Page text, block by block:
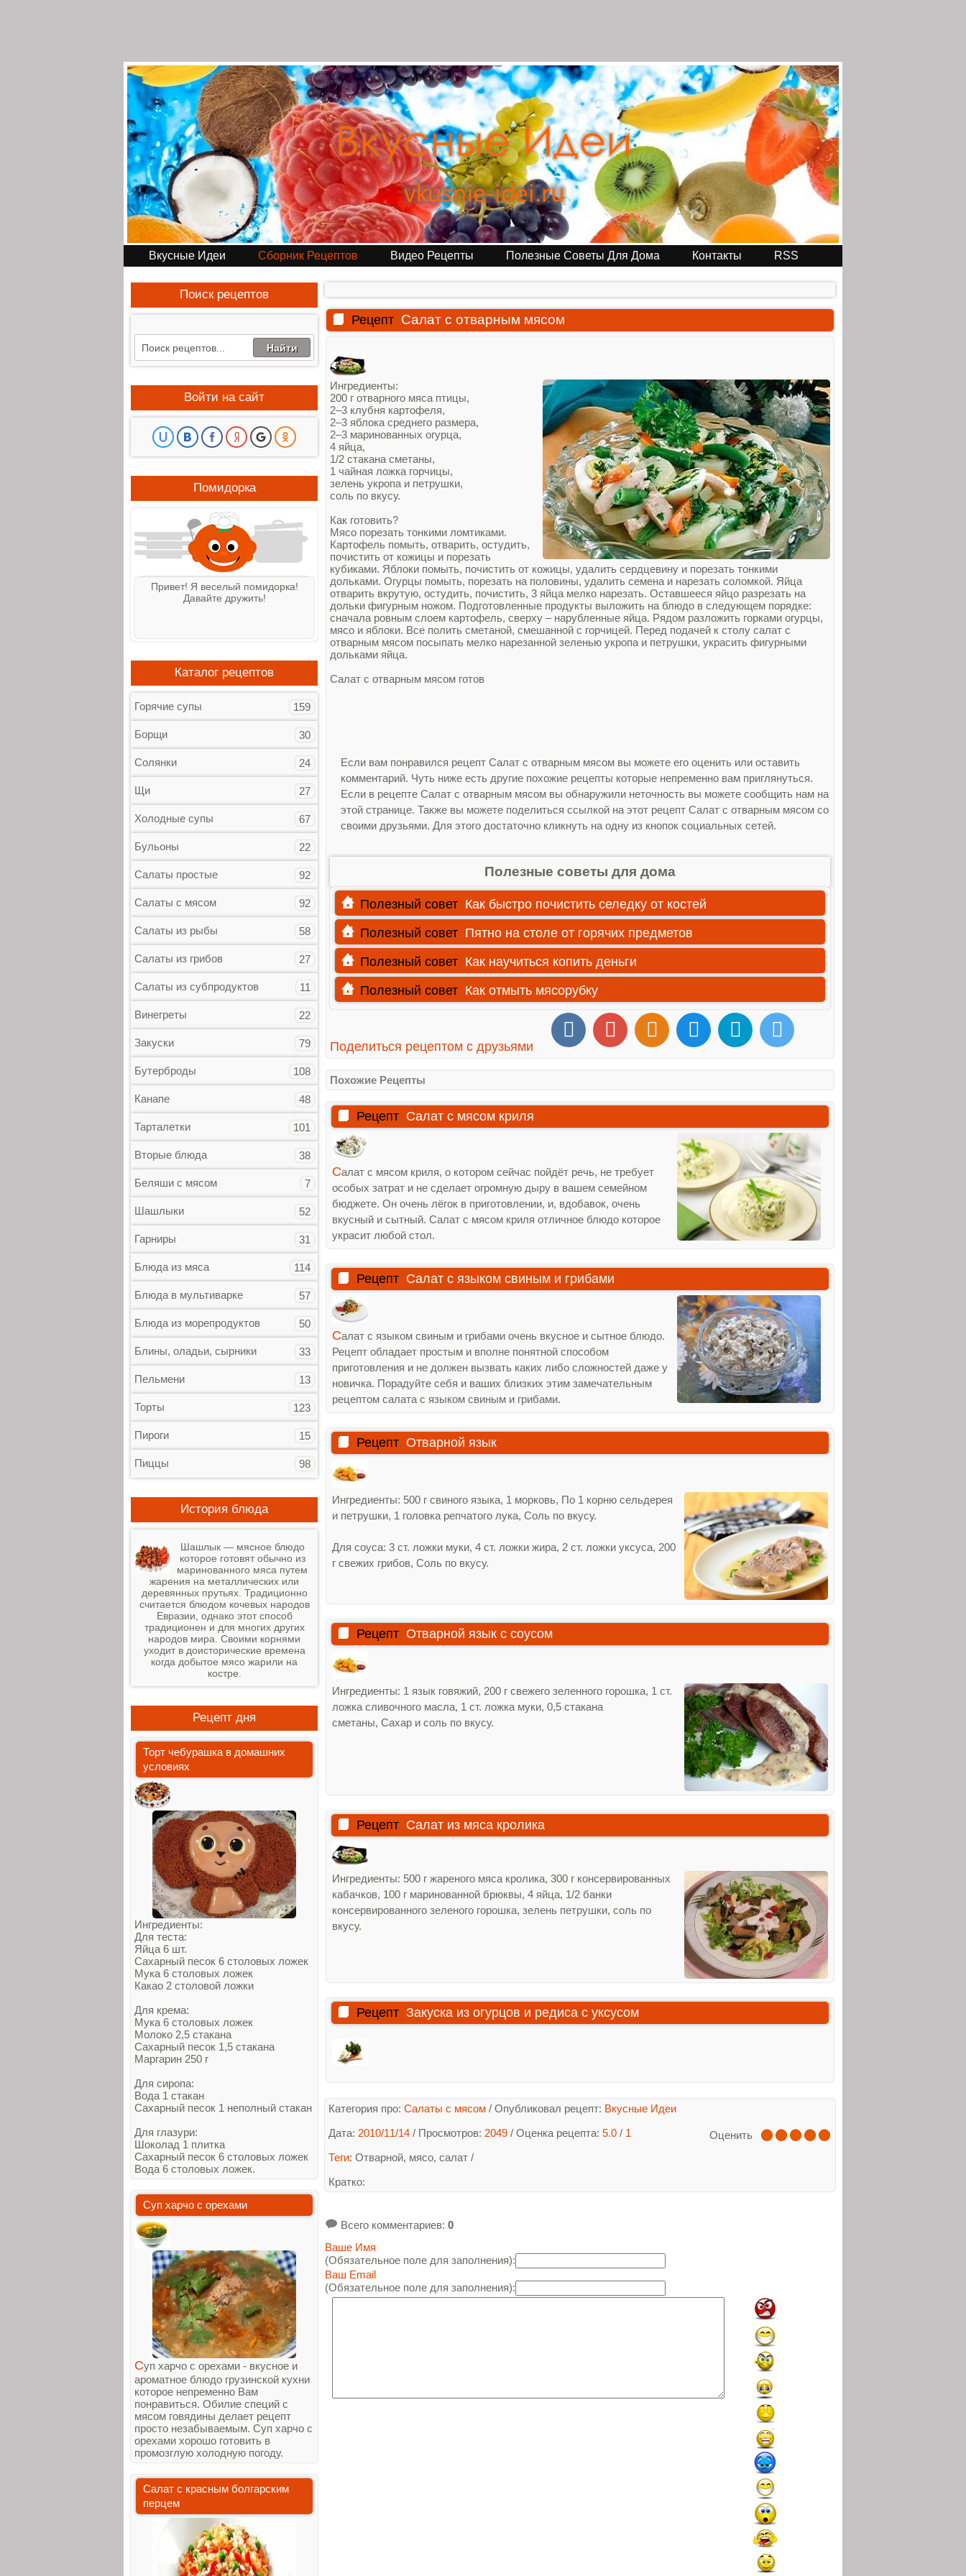
Вкусные Идеи Сборник Рецептов Видео Рецепты Полезные Советы Для Дома Контакты RSS
Рецепт Салат с отварным мясом
Ингредиенты:
200 г отварного мяса птицы,
2–3 клубня картофеля,
2–3 яблока среднего размера,
2–3 маринованных огурца,
4 яйца,
1/2 стакана сметаны,
1 чайная ложка горчицы,
зелень укропа и петрушки,
соль по вкусу.
Как готовить?
Мясо порезать тонкими ломтиками.
Картофель помыть, отварить, остудить,
почистить от кожицы и порезать
кубиками. Яблоки помыть, почистить от кожицы, удалить сердцевину и порезать тонкими
дольками. Огурцы помыть, порезать на половины, удалить семена и нарезать соломкой. Яйца
отварить вкрутую, остудить, почистить, 3 яйца мелко нарезать. Оставшееся яйцо разрезать на
дольки фигурным ножом. Подготовленные продукты выложить на блюдо в следующем порядке:
сначала ровным слоем картофель, сверху – нарубленные яйца. Рядом разложить горками огурцы,
мясо и яблоки. Все полить сметаной, смешанной с горчицей. Перед подачей к столу салат с
отварным мясом посыпать мелко нарезанной зеленью укропа и петрушки, украсить фигурными
дольками яйца.
Салат с отварным мясом готов
Если вам понравился рецепт Салат с отварным мясом вы можете его оценить или оставить
комментарий. Чуть ниже есть другие похожие рецепты которые непременно вам приглянуться.
Если в рецепте Салат с отварным мясом вы обнаружили неточность вы можете сообщить нам на
этой странице. Также вы можете поделиться ссылкой на этот рецепт Салат с отварным мясом со
своими друзьями. Для этого достаточно кликнуть на одну из кнопок социальных сетей.
Полезные советы для дома
Полезный совет Как быстро почистить селедку от костей
Полезный совет Пятно на столе от горячих предметов
Полезный совет Как научиться копить деньги
Полезный совет Как отмыть мясорубку
Поделиться рецептом с друзьями
Похожие Рецепты
Рецепт Салат с мясом криля
Салат с мясом криля, о котором сейчас пойдёт речь, не требует
особых затрат и не сделает огромную дыру в вашем семейном
бюджете. Он очень лёгок в приготовлении, и, вдобавок, очень
вкусный и сытный. Салат с мясом криля отличное блюдо которое
украсит любой стол.
Рецепт Салат с языком свиным и грибами
Салат с языком свиным и грибами очень вкусное и сытное блюдо.
Рецепт обладает простым и вполне понятной способом
приготовления и не должен вызвать каких либо сложностей даже у
новичка. Порадуйте себя и ваших близких этим замечательным
рецептом салата с языком свиным и грибами.
Рецепт Отварной язык
Ингредиенты: 500 г свиного языка, 1 морковь, По 1 корню сельдерея
и петрушки, 1 головка репчатого лука, Соль по вкусу.
Для соуса: 3 ст. ложки муки, 4 ст. ложки жира, 2 ст. ложки уксуса, 200
г свежих грибов, Соль по вкусу.
Рецепт Отварной язык с соусом
Ингредиенты: 1 язык говяжий, 200 г свежего зеленного горошка, 1 ст.
ложка сливочного масла, 1 ст. ложка муки, 0,5 стакана
сметаны, Сахар и соль по вкусу.
Рецепт Салат из мяса кролика
Ингредиенты: 500 г жареного мяса кролика, 300 г консервированных
кабачков, 100 г маринованной брюквы, 4 яйца, 1/2 банки
консервированного зеленого горошка, зелень петрушки, соль по
вкусу.
Рецепт Закуска из огурцов и редиса с уксусом
Категория про: Салаты с мясом / Опубликовал рецепт: Вкусные Идеи
Дата: 2010/11/14 / Просмотров: 2049 / Оценка рецепта: 5.0 / 1
Оценить
Теги: Отварной, мясо, салат /
Кратко:
Всего комментариев: 0
Ваше Имя
(Обязательное поле для заполнения):
Ваш Email
(Обязательное поле для заполнения):
Поиск рецептов
Войти на сайт
Помидорка
Привет! Я веселый помидорка!
Давайте дружить!
Каталог рецептов
Горячие супы 159
Борщи 30
Солянки 24
Щи 27
Холодные супы 67
Бульоны 22
Салаты простые 92
Салаты с мясом 92
Салаты из рыбы 58
Салаты из грибов 27
Салаты из субпродуктов 11
Винегреты 22
Закуски 79
Бутерброды 108
Канапе 48
Тарталетки 101
Вторые блюда 38
Беляши с мясом 7
Шашлыки 52
Гарниры 31
Блюда из мяса 114
Блюда в мультиварке 57
Блюда из морепродуктов 50
Блины, оладьи, сырники 33
Пельмени 13
Торты 123
Пироги 15
Пиццы 98
История блюда
Шашлык — мясное блюдо
которое готовят обычно из
маринованного мяса путем
жарения на металлических или
деревянных прутьях. Традиционно
считается блюдом кочевых народов
Евразии, однако этот способ
традиционен и для многих других
народов мира. Своими корнями
уходит в доисторические времена
когда добытое мясо жарили на
костре.
Рецепт дня
Торт чебурашка в домашних
условиях
Ингредиенты:
Для теста:
Яйца 6 шт.
Сахарный песок 6 столовых ложек
Мука 6 столовых ложек
Какао 2 столовой ложки
Для крема:
Мука 6 столовых ложек
Молоко 2,5 стакана
Сахарный песок 1,5 стакана
Маргарин 250 г
Для сиропа:
Вода 1 стакан
Сахарный песок 1 неполный стакан
Для глазури:
Шоколад 1 плитка
Сахарный песок 6 столовых ложек
Вода 6 столовых ложек.
Суп харчо с орехами
Суп харчо с орехами - вкусное и
ароматное блюдо грузинской кухни
которое непременно Вам
понравиться. Обилие специй с
мясом говядины делает рецепт
просто незабываемым. Суп харчо с
орехами хорошо готовить в
промозглую холодную погоду.
Салат с красным болгарским
перцем